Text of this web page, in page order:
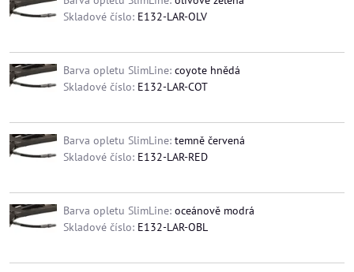
Skladové číslo: E132-LAR-OLV
Barva opletu SlimLine: coyote hnědá
Skladové číslo: E132-LAR-COT
Barva opletu SlimLine: temně červená
Skladové číslo: E132-LAR-RED
Barva opletu SlimLine: oceánově modrá
Skladové číslo: E132-LAR-OBL